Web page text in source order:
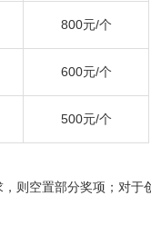
800元/个
600元/个
500元/个
空置部分奖项；对于